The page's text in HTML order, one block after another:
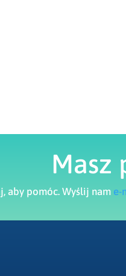
Masz
aby pomóc. Wyślij nam e-